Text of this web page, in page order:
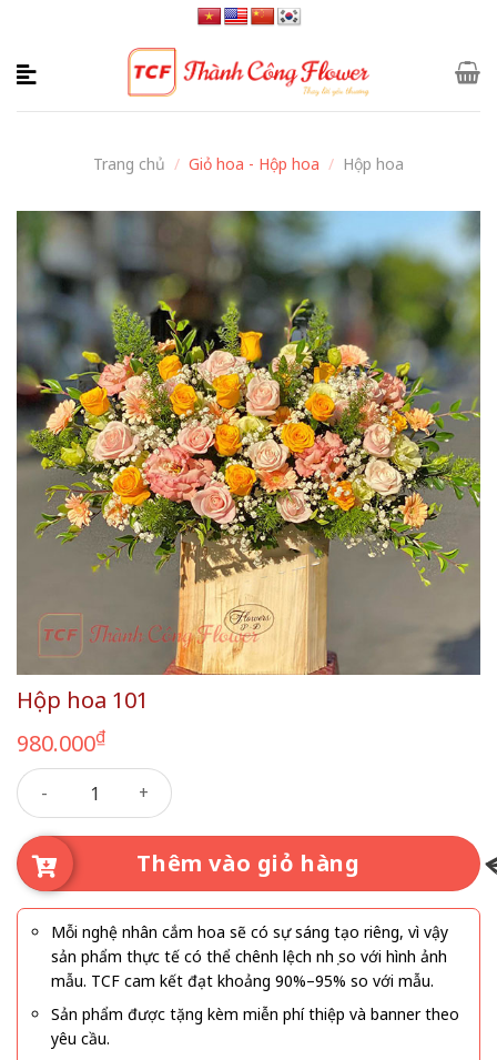
content
Trang chủ / Giỏ hoa - Hộp hoa / Hộp hoa
Hộp hoa 101
980.000₫
Hộp hoa 101 số lượng
Thêm vào giỏ hàng
Mỗi nghệ nhân cắm hoa sẽ có sự sáng tạo riêng, vì vậy
sản phẩm thực tế có thể chênh lệch nhẹ so với hình ảnh
mẫu. TCF cam kết đạt khoảng 90%–95% so với mẫu.
Sản phẩm được tặng kèm miễn phí thiệp và banner theo
yêu cầu.